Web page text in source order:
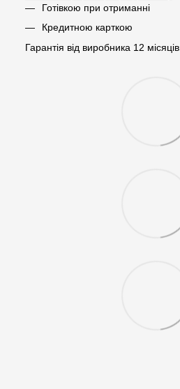
Готівкою при отриманні
Кредитною карткою
Гарантія від виробника 12 місяців.